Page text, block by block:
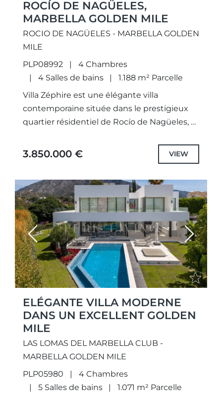
ROCÍO DE NAGÜELES,
MARBELLA GOLDEN MILE
ROCIO DE NAGÜELES - MARBELLA GOLDEN
MILE
PLP08992
4 Chambres
4 Salles de bains
1.188 m² Parcelle
Villa Zéphire est une élégante villa
contemporaine située dans le prestigieux
quartier résidentiel de Rocío de Nagüeles, à
Golden Mile de Marbella. Entièrement
3.850.000 € VIEW
Previous Next
ELÉGANTE VILLA MODERNE
DANS UN EXCELLENT GOLDEN
MILE
LAS LOMAS DEL MARBELLA CLUB -
MARBELLA GOLDEN MILE
PLP05980
4 Chambres
5 Salles de bains
1.071 m² Parcelle